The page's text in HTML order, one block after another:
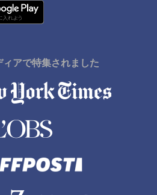
ィアで特集されました